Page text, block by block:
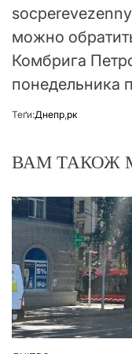
можно
Комбрига
понедельника
Теґи:Днепр рк
ВАМ ТАКОЖ